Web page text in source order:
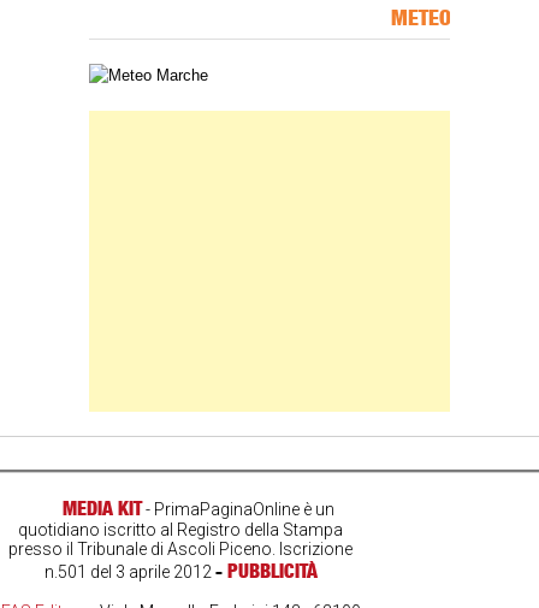
METEO
Carta meteorologica delle Marche
MEDIA KIT- PrimaPaginaOnline è un
quotidiano iscritto al Registro della Stampa
presso il Tribunale di Ascoli Piceno. Iscrizione
n.501 del 3 aprile 2012- PUBBLICITÀ